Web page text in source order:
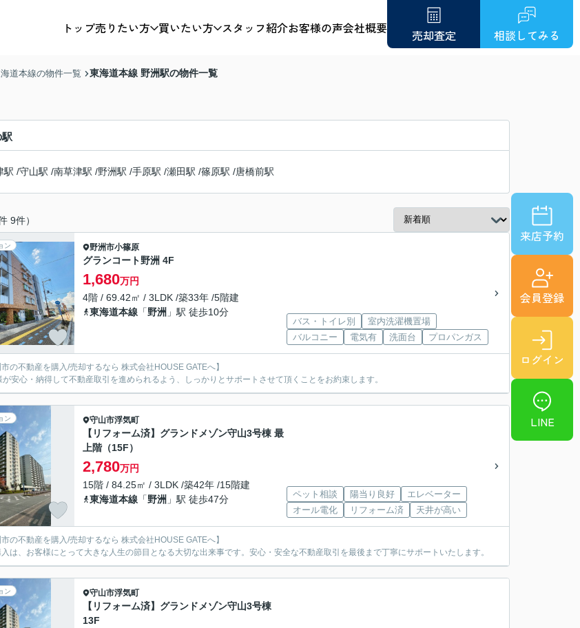
トップ売りたい方 買いたい方 スタッフ紹介お客様の声会社概要 売却査定 相談してみる
来店予約
会員登録
ログイン
LINE
道本線の物件一覧 東海道本線 野洲駅の物件一覧
駅 /守山駅 /南草津駅 /野洲駅 /手原駅 /瀬田駅 /篠原駅 /唐橋前駅
9件）
ン 野洲市小篠原
グランコート野洲 4F
1,680万円
4階 / 69.42㎡ / 3LDK /築33年 /5階建
東海道本線 「野洲 」駅 徒歩10分
バス・トイレ別
室内洗濯機置場
バルコニー
電気有 洗面台 プロパンガス
市の不動産を購入/売却するなら 株式会社HOUSE GATEへ】
安心・納得して不動産取引を進められるよう、しっかりとサポートさせて頂くことをお約束します。
ン 守山市浮気町
【リフォーム済】グランドメゾン守山3号棟 最
上階（15F）
2,780万円
15階 / 84.25㎡ / 3LDK /築42年 /15階建
東海道本線 「野洲 」駅 徒歩47分 ペット相談 陽当り良好
エレベーター
オール電化
リフォーム済 天井が高い
市の不動産を購入/売却するなら 株式会社HOUSE GATEへ】
は、お客様にとって大きな人生の節目となる大切な出来事です。安心・安全な不動産取引を最後まで丁寧にサポートいたします。
ン 守山市浮気町
【リフォーム済】グランドメゾン守山3号棟
13F